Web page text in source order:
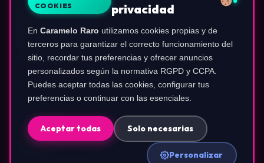
Sobre Nosotros
Política de Privacidad
Política de Cookies
Términos de Uso
Aviso de Afiliados
Configurar Cookies
COMUNIDAD
Instagram (@ca.rameloraro)
TikTok (@carameloraro.com)
YouTube
COOKIES
privacidad
En Caramelo Raro utilizamos cookies propias y de
terceros para garantizar el correcto funcionamiento del
sitio, recordar tus preferencias y ofrecer anuncios
personalizados según la normativa RGPD y CCPA.
Puedes aceptar todas las cookies, configurar tus
preferencias o continuar con las esenciales.
Aceptar todas Solo necesarias
Personalizar